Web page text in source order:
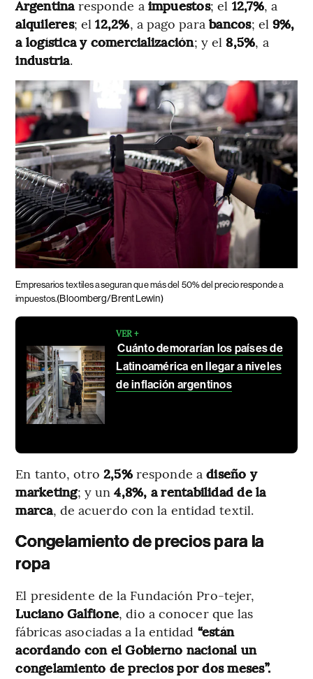
Argentinaresponde a impuestos; el 12,7%, a
alquileres; el12,2%, a pago para bancos; el 9%,
a logística y comercialización; y el 8,5%, a
industria.
Empresarios textiles aseguran que más del 50% del precio responde a
impuestos.(Bloomberg/Brent Lewin)
VER +
Cuánto demorarían los países de
Latinoamérica en llegar a niveles
de inflación argentinos
En tanto, otro 2,5%responde adiseño y
marketing; y un 4,8%, a rentabilidad de la
marca, de acuerdo con la entidad textil.
Congelamiento de precios para la
ropa
El presidente de la Fundación Pro-tejer,
Luciano Galfione, dio a conocer que las
fábricas asociadas a la entidad “están
acordando con el Gobierno nacional un
congelamiento de precios por dos meses”.